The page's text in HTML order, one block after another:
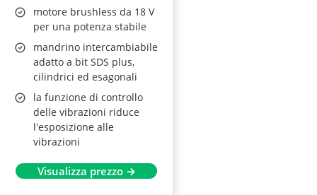
motore brushless da 18 V
per una potenza stabile
mandrino intercambiabile
adatto a bit SDS plus,
cilindrici ed esagonali
la funzione di controllo
delle vibrazioni riduce
l'esposizione alle
vibrazioni
Visualizza prezzo →